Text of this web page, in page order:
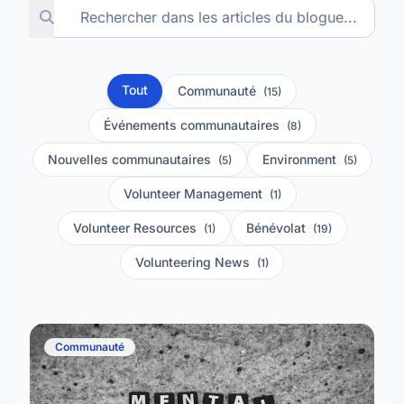
Tout Communauté (15)
Événements communautaires (8)
Nouvelles communautaires (5) Environment (5)
Volunteer Management (1)
Volunteer Resources (1) Bénévolat (19)
Volunteering News (1)
Communauté